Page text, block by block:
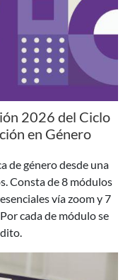
2026 del Ciclo
en Género
de género desde una
Consta de 8 módulos
vía zoom y 7
cada de módulo se